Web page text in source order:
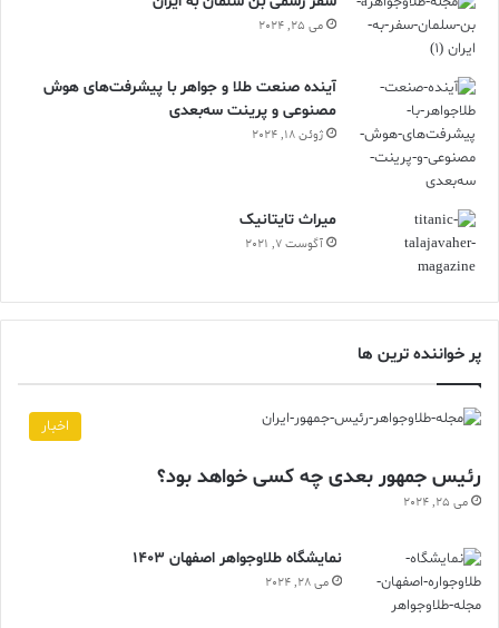
می 25, 2024
آینده صنعت طلا و جواهر با پیشرفت‌های هوش
مصنوعی و پرینت سه‌بعدی
ژوئن 18, 2024
ميراث تايتانيک
آگوست 7, 2021
پر خواننده ترین ها
اخبار
رئیس جمهور بعدی چه کسی خواهد بود؟
می 25, 2024
نمایشگاه طلاوجواهر اصفهان 1403
می 28, 2024